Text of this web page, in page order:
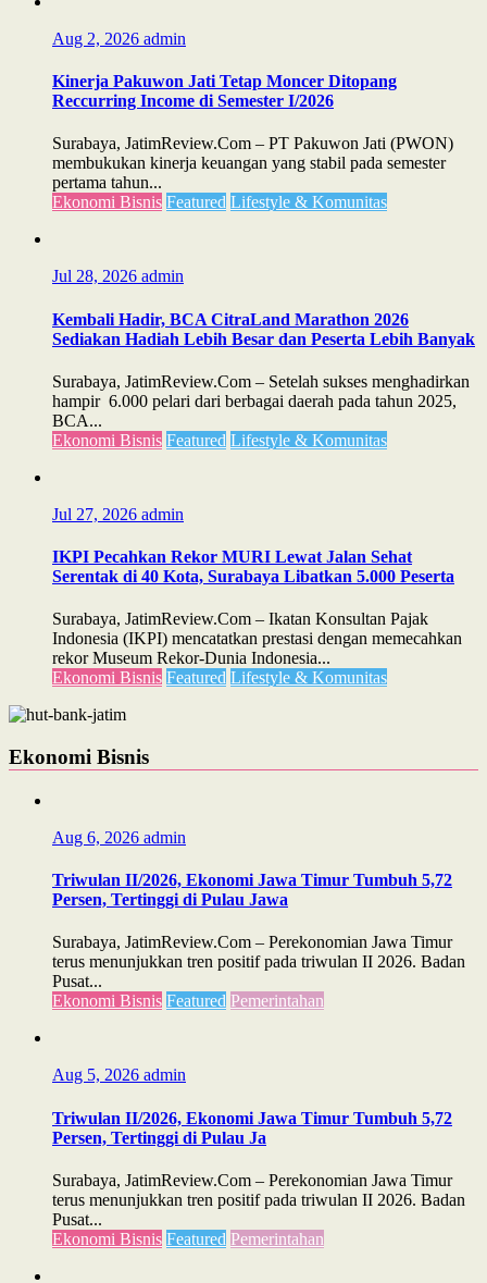
Aug 2, 2026 admin
Kinerja Pakuwon Jati Tetap Moncer Ditopang
Reccurring Income di Semester I/2026
Surabaya, JatimReview.Com – PT Pakuwon Jati (PWON)
membukukan kinerja keuangan yang stabil pada semester
pertama tahun...
Ekonomi Bisnis Featured Lifestyle & Komunitas
Jul 28, 2026 admin
Kembali Hadir, BCA CitraLand Marathon 2026
Sediakan Hadiah Lebih Besar dan Peserta Lebih Banyak
Surabaya, JatimReview.Com – Setelah sukses menghadirkan
hampir 6.000 pelari dari berbagai daerah pada tahun 2025,
BCA...
Ekonomi Bisnis Featured Lifestyle & Komunitas
Jul 27, 2026 admin
IKPI Pecahkan Rekor MURI Lewat Jalan Sehat
Serentak di 40 Kota, Surabaya Libatkan 5.000 Peserta
Surabaya, JatimReview.Com – Ikatan Konsultan Pajak
Indonesia (IKPI) mencatatkan prestasi dengan memecahkan
rekor Museum Rekor-Dunia Indonesia...
Ekonomi Bisnis Featured Lifestyle & Komunitas
Ekonomi Bisnis
Aug 6, 2026 admin
Triwulan II/2026, Ekonomi Jawa Timur Tumbuh 5,72
Persen, Tertinggi di Pulau Jawa
Surabaya, JatimReview.Com – Perekonomian Jawa Timur
terus menunjukkan tren positif pada triwulan II 2026. Badan
Pusat...
Ekonomi Bisnis Featured Pemerintahan
Aug 5, 2026 admin
Triwulan II/2026, Ekonomi Jawa Timur Tumbuh 5,72
Persen, Tertinggi di Pulau Ja
Surabaya, JatimReview.Com – Perekonomian Jawa Timur
terus menunjukkan tren positif pada triwulan II 2026. Badan
Pusat...
Ekonomi Bisnis Featured Pemerintahan